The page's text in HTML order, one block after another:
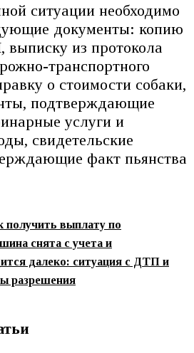
ситуации необходимо
документы: копию
из протокола
транспортного
о стоимости собаки,
подтверждающие
услуги и
свидетельские
факт пьянства
получить выплату по
снята с учета и
далеко: ситуация с ДТП и
разрешения